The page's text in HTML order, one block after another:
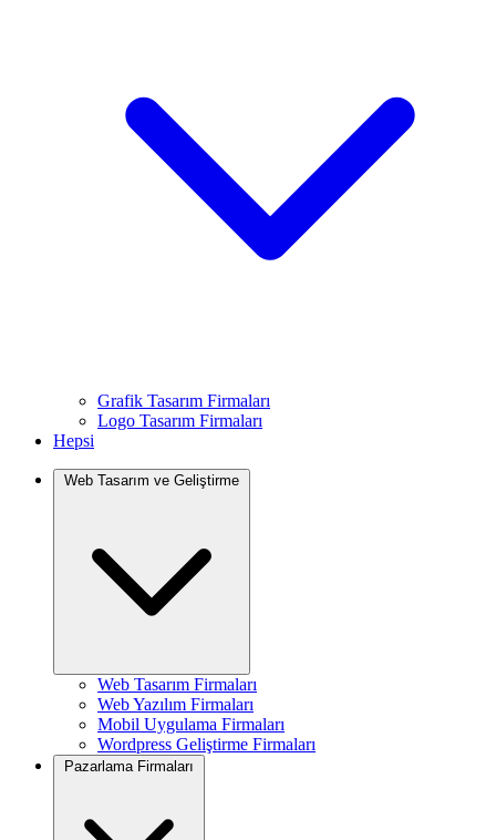
Grafik Tasarım Firmaları
Logo Tasarım Firmaları
Hepsi
Web Tasarım ve Geliştirme
Web Tasarım Firmaları
Web Yazılım Firmaları
Mobil Uygulama Firmaları
Wordpress Geliştirme Firmaları
Pazarlama Firmaları